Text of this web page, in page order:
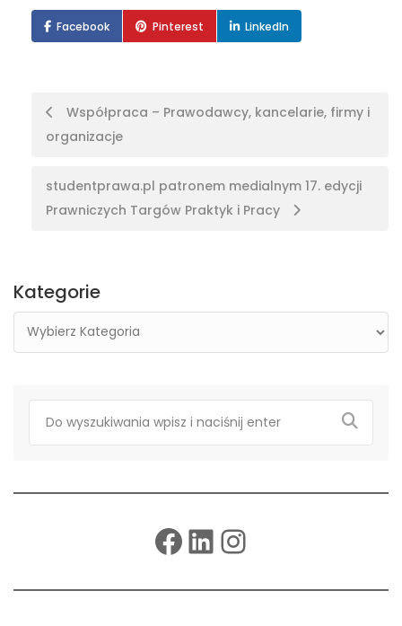
Facebook Pinterest LinkedIn
Postal
nawigacja
Współpraca – Prawodawcy, kancelarie, firmy i
organizacje
studentprawa.pl patronem medialnym 17. edycji
Prawniczych Targów Praktyk i Pracy
Kategorie
Facebook
LinkedIn
Instagram